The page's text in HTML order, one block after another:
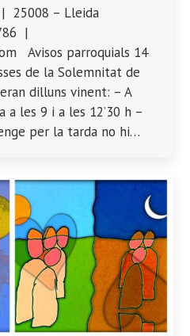
25008 – Lleida
|
Avisos parroquials 14
de la Solemnitat de
dilluns vinent: – A
a les 9 i a les 12’30 h –
per la tarda no hi…